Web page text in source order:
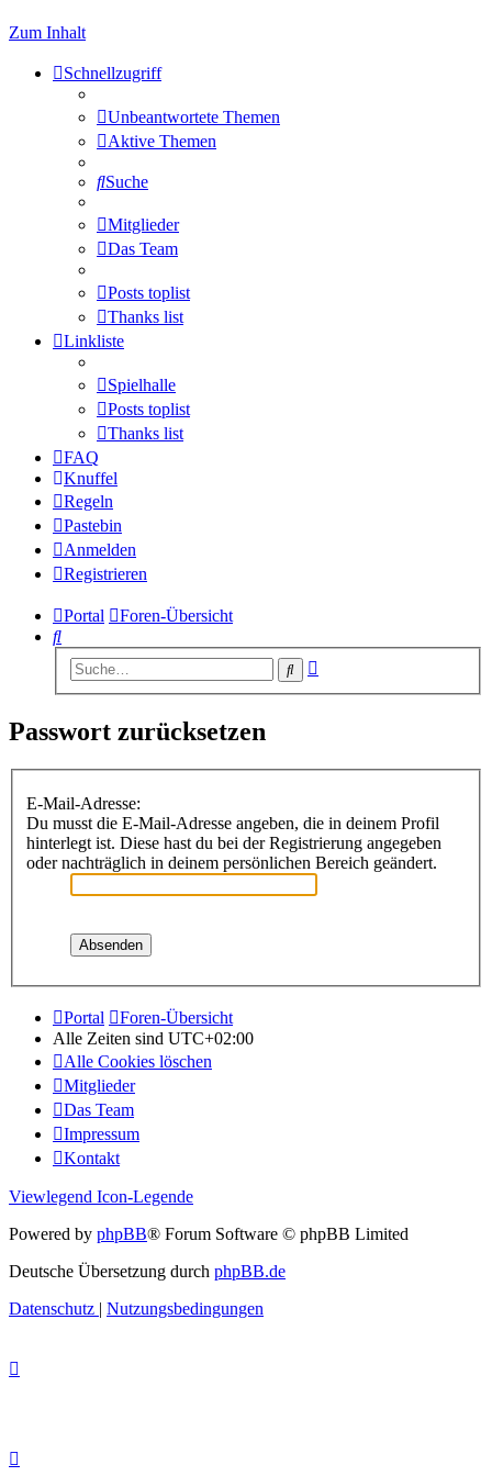
Zum Inhalt
Schnellzugriff
Unbeantwortete Themen
Aktive Themen
Suche
Mitglieder
Das Team
Posts toplist
Thanks list
Linkliste
Spielhalle
Posts toplist
Thanks list
FAQ
Knuffel
Regeln
Pastebin
Anmelden
Registrieren
Portal
Foren-Übersicht
Suche
Suche
Passwort zurücksetzen
E-Mail-Adresse:
Du musst die E-Mail-Adresse angeben, die in deinem Profil
hinterlegt ist. Diese hast du bei der Registrierung angegeben
oder nachträglich in deinem persönlichen Bereich geändert.
Portal
Foren-Übersicht
Alle Zeiten sind UTC+02:00
Alle Cookies löschen
Mitglieder
Das Team
Impressum
Kontakt
Viewlegend Icon-Legende
Powered by phpBB® Forum Software © phpBB Limited
Deutsche Übersetzung durch phpBB.de
Datenschutz | Nutzungsbedingungen